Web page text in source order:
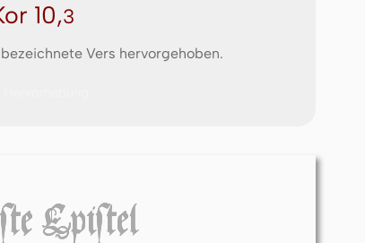
10,3
Vers hervorgehoben.
Epiſtel